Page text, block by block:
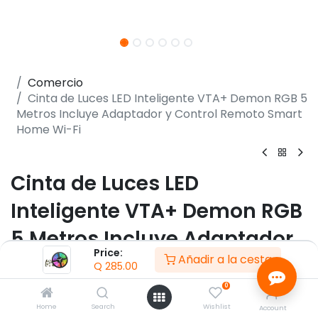
Price:
Q 285.00 Añadir a la cesta
Home Search
0
Wishlist Account
Comercio
Cinta de Luces LED Inteligente VTA+ Demon RGB 5
Metros Incluye Adaptador y Control Remoto Smart
Home Wi-Fi
Cinta de Luces LED
Inteligente VTA+ Demon RGB
5 Metros Incluye Adaptador
y Control Remoto Smart
Home Wi-Fi